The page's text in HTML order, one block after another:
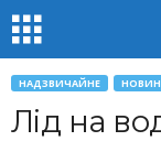
НАДЗВИЧАЙНЕ
Лід на